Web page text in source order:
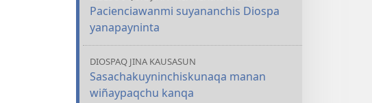
Pacienciawanmi suyananchis Diospa
yanapayninta
DIOSPAQ JINA KAUSASUN
Sasachakuyninchiskunaqa manan
wiñaypaqchu kanqa